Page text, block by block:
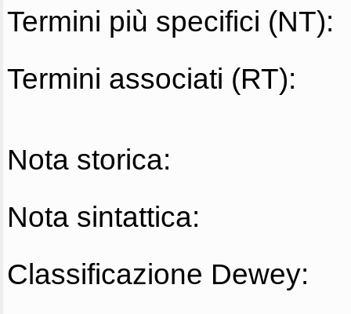
Termini più specifici (NT):
Termini associati (RT):
Nota storica:
Nota sintattica:
Classificazione Dewey: